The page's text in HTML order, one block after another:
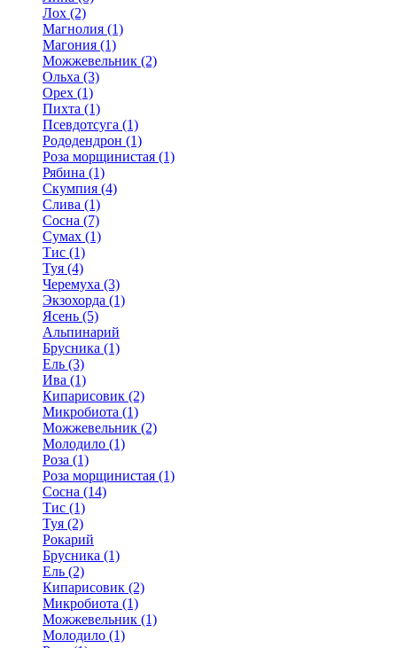
Лох (2)
Магнолия (1)
Магония (1)
Можжевельник (2)
Ольха (3)
Орех (1)
Пихта (1)
Псевдотсуга (1)
Рододендрон (1)
Роза морщинистая (1)
Рябина (1)
Скумпия (4)
Слива (1)
Сосна (7)
Сумах (1)
Тис (1)
Туя (4)
Черемуха (3)
Экзохорда (1)
Ясень (5)
Альпинарий
Брусника (1)
Ель (3)
Ива (1)
Кипарисовик (2)
Микробиота (1)
Можжевельник (2)
Молодило (1)
Роза (1)
Роза морщинистая (1)
Сосна (14)
Тис (1)
Туя (2)
Рокарий
Брусника (1)
Ель (2)
Кипарисовик (2)
Микробиота (1)
Можжевельник (1)
Молодило (1)